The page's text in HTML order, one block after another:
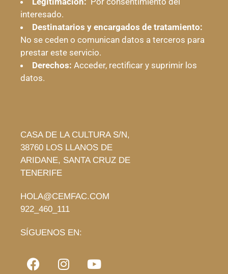
interesado.
Destinatarios y encargados de tratamiento:
No se ceden o comunican datos a terceros para
prestar este servicio.
Derechos: Acceder, rectificar y suprimir los
datos.
CASA DE LA CULTURA S/N,
38760 LOS LLANOS DE
ARIDANE, SANTA CRUZ DE
TENERIFE
HOLA@CEMFAC.COM
922_460_111
SÍGUENOS EN: